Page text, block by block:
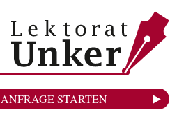
ANFRAGE STARTEN